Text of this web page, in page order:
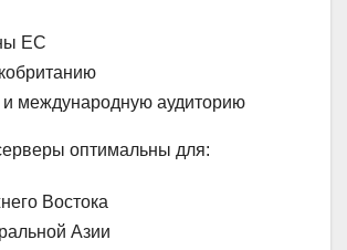
ЕС
международную аудиторию
оптимальны для:
Востока
Азии